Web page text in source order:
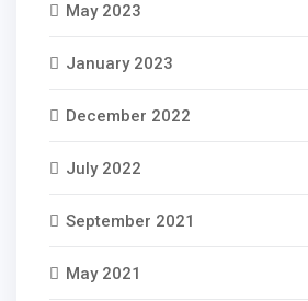
May 2023
January 2023
December 2022
July 2022
September 2021
May 2021